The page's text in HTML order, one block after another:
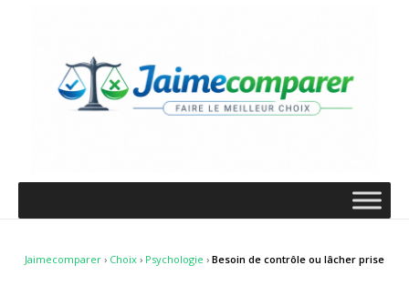
Jaimecomparer › Choix › Psychologie › Besoin de contrôle ou lâcher prise